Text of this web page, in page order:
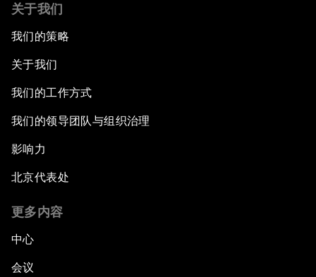
关于我们
我们的策略
关于我们
我们的工作方式
我们的领导团队与组织治理
影响力
北京代表处
更多内容
中心
会议